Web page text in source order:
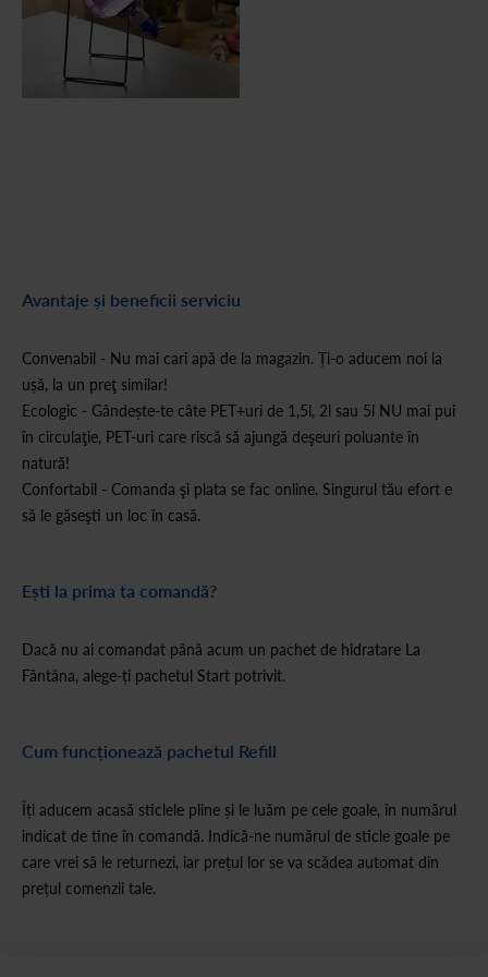
Avantaje și beneficii serviciu
Convenabil - Nu mai cari apă de la magazin. Ți-o aducem noi la
ușă, la un preţ similar!
Ecologic - Gândește-te câte PET+uri de 1,5l, 2l sau 5l NU mai pui
în circulaţie, PET-uri care riscă să ajungă deşeuri poluante în
natură!
Confortabil - Comanda şi plata se fac online. Singurul tău efort e
să le găseşti un loc în casă.
Ești la prima ta comandă?
Dacă nu ai comandat până acum un pachet de hidratare La
Fântâna, alege-ți pachetul Start potrivit.
Cum funcționează pachetul Refill
Îți aducem acasă sticlele pline și le luăm pe cele goale, în numărul
indicat de tine în comandă. Indică-ne numărul de sticle goale pe
care vrei să le returnezi, iar prețul lor se va scădea automat din
prețul comenzii tale.